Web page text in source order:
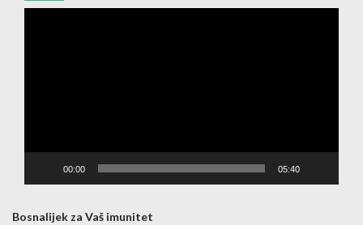
00:00 05:40
Bosnalijek za Vaš imunitet